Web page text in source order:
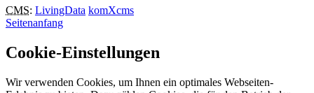
CMS: LivingData komXcms
Seitenanfang
Cookie-Einstellungen
Wir verwenden Cookies, um Ihnen ein optimales Webseiten-